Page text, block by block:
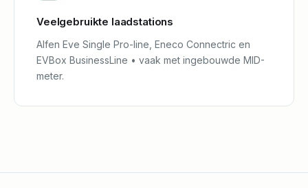
Veelgebruikte laadstations
Alfen Eve Single Pro-line, Eneco Connectric en
EVBox BusinessLine • vaak met ingebouwde MID-
meter.